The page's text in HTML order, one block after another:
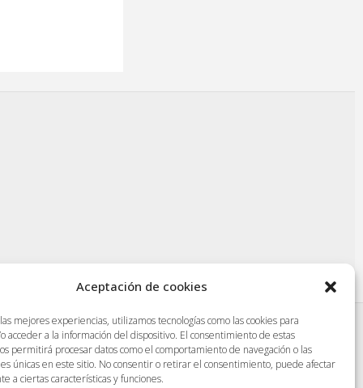
Aceptación de cookies
mejores experiencias, utilizamos tecnologías como las cookies para
acceder a la información del dispositivo. El consentimiento de estas
permitirá procesar datos como el comportamiento de navegación o las
únicas en este sitio. No consentir o retirar el consentimiento, puede afectar
a ciertas características y funciones.
| Protección de datos | Aviso legal |